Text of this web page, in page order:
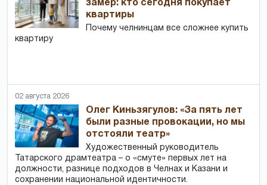
замер: кто сегодня покупает
квартиры
Почему челнинцам все сложнее купить
квартиру
02 августа 2026
Олег Киньзягулов: «За пять лет
были разные провокации, но мы
отстояли театр»
Художественный руководитель
Татарского драмтеатра – о «смуте» первых лет на
должности, разнице подходов в Челнах и Казани и
сохранении национальной идентичности.